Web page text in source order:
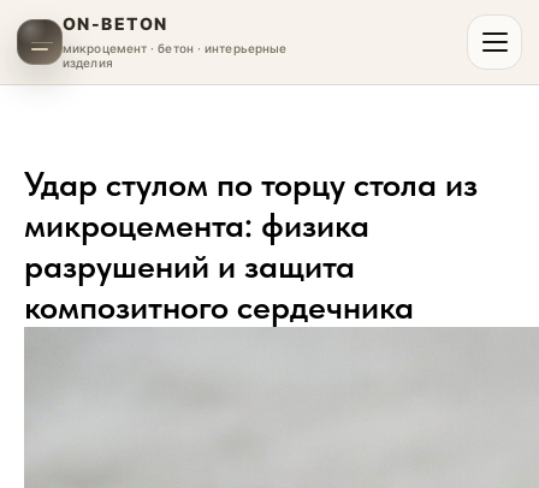
ON-BETON
микроцемент · бетон · интерьерные
изделия
Удар стулом по торцу стола из
микроцемента: физика
разрушений и защита
композитного сердечника